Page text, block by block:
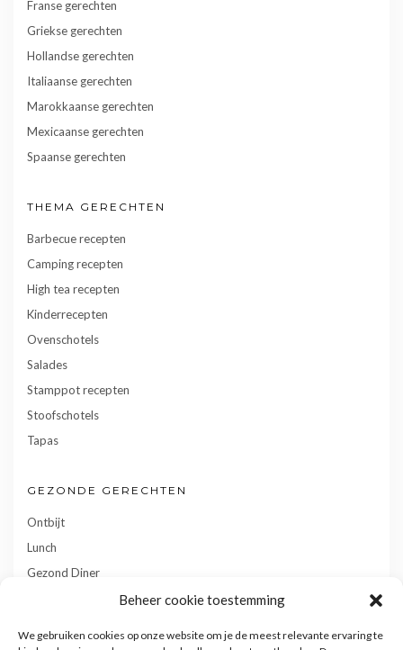
Beheer cookie toestemming
We gebruiken cookies op onze website om je de meest relevante ervaring te
Franse gerechten
Griekse gerechten
Hollandse gerechten
Italiaanse gerechten
Marokkaanse gerechten
Mexicaanse gerechten
Spaanse gerechten
THEMA GERECHTEN
Barbecue recepten
Camping recepten
High tea recepten
Kinderrecepten
Ovenschotels
Salades
Stamppot recepten
Stoofschotels
Tapas
GEZONDE GERECHTEN
Ontbijt
Lunch
Gezond Diner